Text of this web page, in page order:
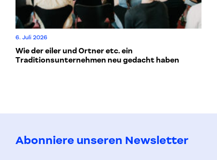
6. Juli 2026
Wie der eiler und Ortner etc. ein
Traditionsunternehmen neu gedacht haben
Abonniere unseren Newsletter